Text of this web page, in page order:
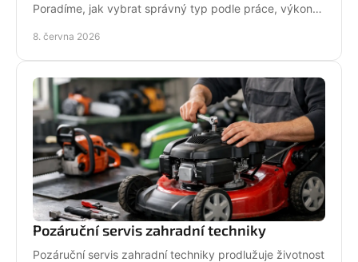
Poradíme, jak vybrat správný typ podle práce, výkonu,
8. června 2026
Pozáruční servis zahradní techniky
Pozáruční servis zahradní techniky prodlužuje životnost